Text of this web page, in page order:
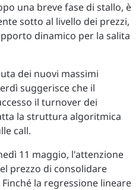
una breve fase di stallo, è
sotto al livello dei prezzi,
dinamico per la salita
dei nuovi massimi
suggerisce che il
il turnover dei
la struttura algoritmica
call.
11 maggio, l'attenzione
prezzo di consolidare
la regressione lineare